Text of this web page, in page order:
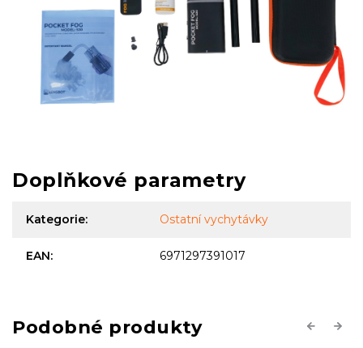
Doplňkové parametry
Kategorie: Ostatní vychytávky
EAN: 6971297391017
Previous
Next